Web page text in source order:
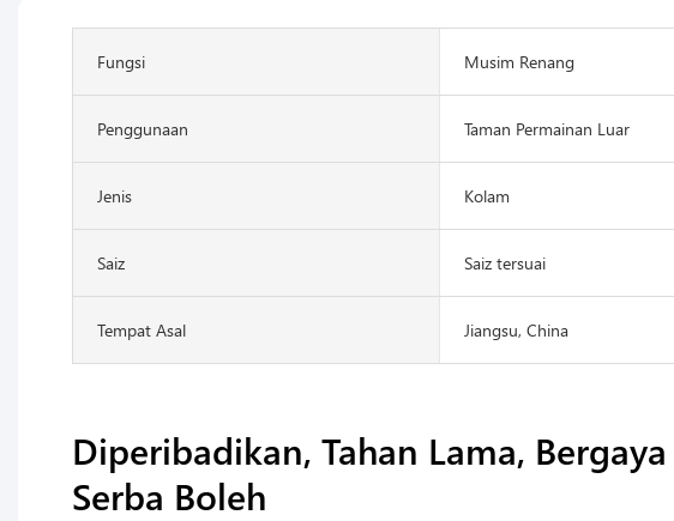
Fungsi Musim Renang
Penggunaan Taman Permainan Luar
Jenis Kolam
Saiz Saiz tersuai
Tempat Asal Jiangsu, China
Diperibadikan, Tahan Lama,
Serba Boleh